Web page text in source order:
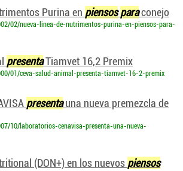
Purina en piensos paraconejo
02/nueva-linea-de-nutrimentos-purina-en-piensos-para-
presentaTiamvet 16,2 Premix
01/ceva-salud-animal-presenta-tiamvet-16-2-premix
presentauna nueva premezcla de
10/laboratorios-cenavisa-presenta-una-nueva-
(DON+) en los nuevos piensos